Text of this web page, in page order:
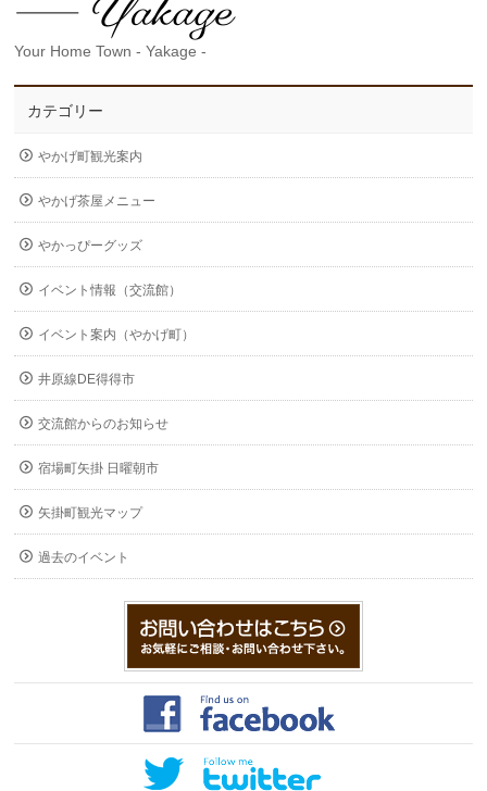
Your Home Town - Yakage -
カテゴリー
やかげ町観光案内
やかげ茶屋メニュー
やかっぴーグッズ
イベント情報（交流館）
イベント案内（やかげ町）
井原線DE得得市
交流館からのお知らせ
宿場町矢掛 日曜朝市
矢掛町観光マップ
過去のイベント